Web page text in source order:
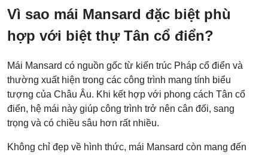
Vì sao mái Mansard đặc biệt phù
hợp với biệt thự Tân cổ điển?
Mái Mansard có nguồn gốc từ kiến trúc Pháp cổ điển và
thường xuất hiện trong các công trình mang tính biểu
tượng của Châu Âu. Khi kết hợp với phong cách Tân cổ
điển, hệ mái này giúp công trình trở nên cân đối, sang
trọng và có chiều sâu hơn rất nhiều.
Không chỉ đẹp về hình thức, mái Mansard còn mang đến